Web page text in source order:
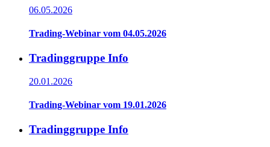
06.05.2026
Trading-Webinar vom 04.05.2026
Tradinggruppe Info
20.01.2026
Trading-Webinar vom 19.01.2026
Tradinggruppe Info